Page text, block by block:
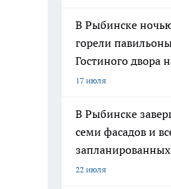
В Рыбинске
горели
Гостиного двора
17 июля
В Рыбинске
семи фасадов и
22 июля